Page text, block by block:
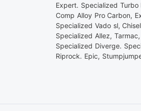
Expert. Specialized Turbo
Comp Alloy Pro Carbon,
Specialized Vado sl,
Specialized Allez,
Specialized Diverge.
Riprock. Epic,